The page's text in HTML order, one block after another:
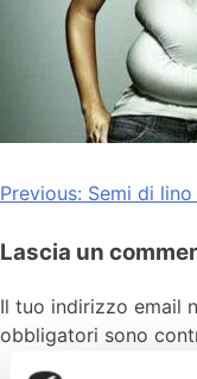
Previous: Semi di
Lascia un
Il tuo indirizzo email
obbligatori sono